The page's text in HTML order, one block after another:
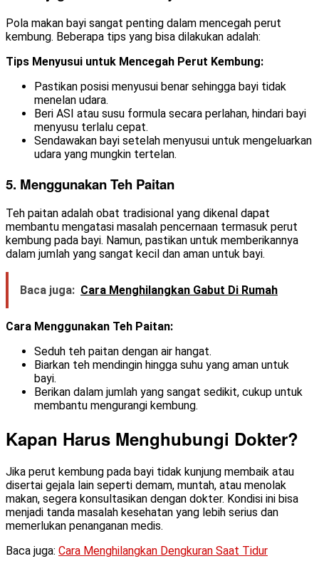
Pola makan bayi sangat penting dalam mencegah perut
kembung. Beberapa tips yang bisa dilakukan adalah:
Tips Menyusui untuk Mencegah Perut Kembung:
Pastikan posisi menyusui benar sehingga bayi tidak
menelan udara.
Beri ASI atau susu formula secara perlahan, hindari bayi
menyusu terlalu cepat.
Sendawakan bayi setelah menyusui untuk mengeluarkan
udara yang mungkin tertelan.
5. Menggunakan Teh Paitan
Teh paitan adalah obat tradisional yang dikenal dapat
membantu mengatasi masalah pencernaan termasuk perut
kembung pada bayi. Namun, pastikan untuk memberikannya
dalam jumlah yang sangat kecil dan aman untuk bayi.
Baca juga: Cara Menghilangkan Gabut Di Rumah
Cara Menggunakan Teh Paitan:
Seduh teh paitan dengan air hangat.
Biarkan teh mendingin hingga suhu yang aman untuk
bayi.
Berikan dalam jumlah yang sangat sedikit, cukup untuk
membantu mengurangi kembung.
Kapan Harus Menghubungi Dokter?
Jika perut kembung pada bayi tidak kunjung membaik atau
disertai gejala lain seperti demam, muntah, atau menolak
makan, segera konsultasikan dengan dokter. Kondisi ini bisa
menjadi tanda masalah kesehatan yang lebih serius dan
memerlukan penanganan medis.
Baca juga: Cara Menghilangkan Dengkuran Saat Tidur